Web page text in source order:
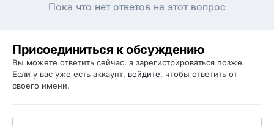
Пока что нет ответов на этот вопрос
Присоединиться к обсуждению
Вы можете ответить сейчас, а зарегистрироваться позже.
Если у вас уже есть аккаунт, войдите, чтобы ответить от
своего имени.